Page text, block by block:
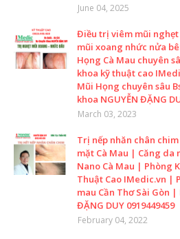
June 04, 2025
Điều trị viêm mũi
mũi xoang nhức nửa
Họng Cà Mau chuyên
khoa kỹ thuật cao
Mũi Họng chuyên sâu
khoa NGUYỄN ĐẶNG
March 03, 2023
Trị nếp nhăn chân
mặt Cà Mau | Căng da
Nano Cà Mau | Phòng
Thuật Cao IMedic.vn |
mau Cần Thơ Sài Gòn |
ĐẶNG DUY 0919449459
February 04, 2022